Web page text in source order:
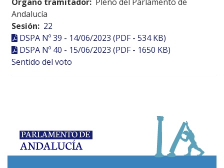
Andalucía
Sesión: 22
DSPA Nº 39 - 14/06/2023 (PDF - 534 KB)
DSPA Nº 40 - 15/06/2023 (PDF - 1650 KB)
Sentido del voto